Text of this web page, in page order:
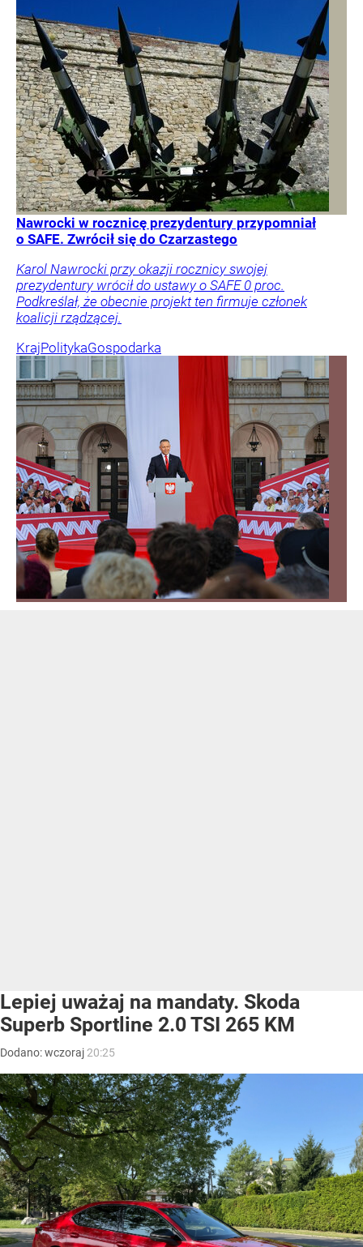
Nawrocki w rocznicę prezydentury przypomniał
o SAFE. Zwrócił się do Czarzastego
Karol Nawrocki przy okazji rocznicy swojej
prezydentury wrócił do ustawy o SAFE 0 proc.
Podkreślał, że obecnie projekt ten firmuje członek
koalicji rządzącej.
KrajPolitykaGospodarka
Lepiej uważaj na mandaty. Skoda
Superb Sportline 2.0 TSI 265 KM
Dodano:wczoraj 20:25